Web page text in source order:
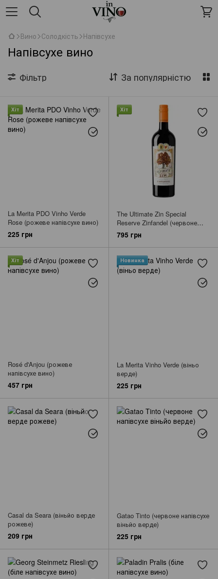
Вино Солодкість Напівсухе
Напівсухе вино
Фільтр За популярністю
Хіт
La Merita PDO Vinho Verde
Rose (рожеве напівсухе вино)
225 грн
Хіт
The Ultimate Zin Special
Reserve Zinfandel (червоне
напівсухе вино)
795 грн
Хіт
Rosé d'Anjou (рожеве
напівсухе вино)
457 грн
Новинка
La Merita Vinho Verde (віньо
верде)
225 грн
Casal da Seara (віньйо верде
рожеве)
209 грн
Gatao Tinto (червоне напівсухе
віньйо верде)
225 грн